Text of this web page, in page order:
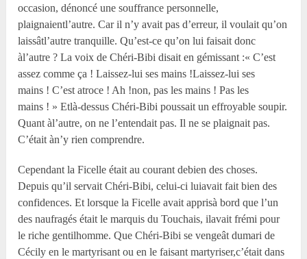
occasion, dénoncé une souffrance personnelle,
plaignaientl’autre. Car il n’y avait pas d’erreur, il voulait qu’on
laissâtl’autre tranquille. Qu’est-ce qu’on lui faisait donc
àl’autre ? La voix de Chéri-Bibi disait en gémissant :« C’est
assez comme ça ! Laissez-lui ses mains !Laissez-lui ses
mains ! C’est atroce ! Ah !non, pas les mains ! Pas les
mains ! » Etlà-dessus Chéri-Bibi poussait un effroyable soupir.
Quant àl’autre, on ne l’entendait pas. Il ne se plaignait pas.
C’était àn’y rien comprendre.
Cependant la Ficelle était au courant debien des choses.
Depuis qu’il servait Chéri-Bibi, celui-ci luiavait fait bien des
confidences. Et lorsque la Ficelle avait apprisà bord que l’un
des naufragés était le marquis du Touchais, ilavait frémi pour
le riche gentilhomme. Que Chéri-Bibi se vengeât dumari de
Cécily en le martyrisant ou en le faisant martyriser,c’était dans